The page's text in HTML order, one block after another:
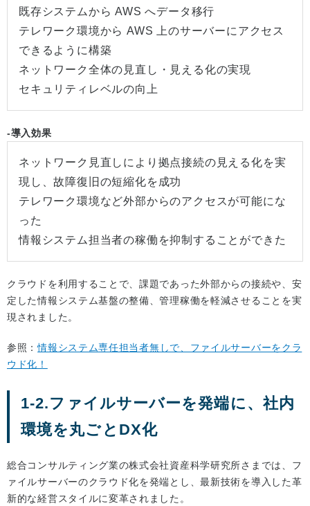
既存システムから AWS へデータ移行
テレワーク環境から AWS 上のサーバーにアクセス
できるように構築
ネットワーク全体の見直し・見える化の実現
セキュリティレベルの向上
-導入効果
ネットワーク見直しにより拠点接続の見える化を実
現し、故障復旧の短縮化を成功
テレワーク環境など外部からのアクセスが可能にな
った
情報システム担当者の稼働を抑制することができた
クラウドを利用することで、課題であった外部からの接続や、安
定した情報システム基盤の整備、管理稼働を軽減させることを実
現されました。
参照：情報システム専任担当者無しで、ファイルサーバーをクラ
ウド化！
1-2.ファイルサーバーを発端に、社内
環境を丸ごとDX化
総合コンサルティング業の株式会社資産科学研究所さまでは、フ
ァイルサーバーのクラウド化を発端とし、最新技術を導入した革
新的な経営スタイルに変革されました。